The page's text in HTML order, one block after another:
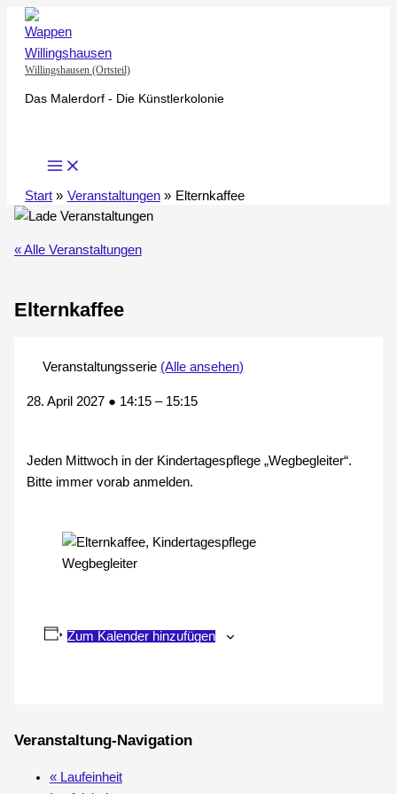
Zum
Inhalt
springen
Willingshausen (Ortsteil)
Das Malerdorf - Die Künstlerkolonie
Start Veranstaltungen Elternkaffee
« Alle Veranstaltungen
Elternkaffee
Veranstaltungsserie (Alle ansehen)
28. April 2027 ● 14:15– 15:15
Jeden Mittwoch in der Kindertagespflege „Wegbegleiter“.
Bitte immer vorab anmelden.
Zum Kalender hinzufügen
Veranstaltung-Navigation
«Laufeinheit